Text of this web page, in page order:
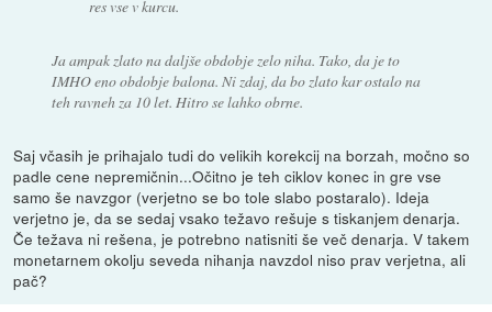
res vse v kurcu.
Ja ampak zlato na daljše obdobje zelo niha. Tako, da je to
IMHO eno obdobje balona. Ni zdaj, da bo zlato kar ostalo na
teh ravneh za 10 let. Hitro se lahko obrne.
Saj včasih je prihajalo tudi do velikih korekcij na borzah, močno so
padle cene nepremičnin...Očitno je teh ciklov konec in gre vse
samo še navzgor (verjetno se bo tole slabo postaralo). Ideja
verjetno je, da se sedaj vsako težavo rešuje s tiskanjem denarja.
Če težava ni rešena, je potrebno natisniti še več denarja. V takem
monetarnem okolju seveda nihanja navzdol niso prav verjetna, ali
pač?